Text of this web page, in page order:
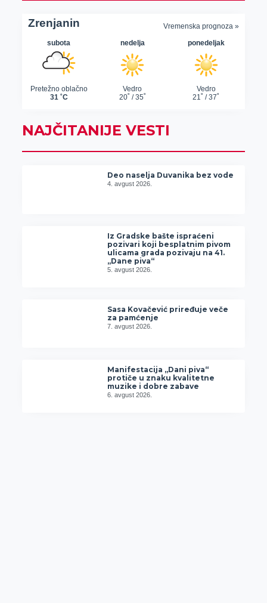
NAJČITANIJE VESTI
Deo naselja Duvanika bez vode
4. avgust 2026.
Iz Gradske bašte ispraćeni
pozivari koji besplatnim pivom
ulicama grada pozivaju na 41.
„Dane piva“
5. avgust 2026.
Sasa Kovačević priređuje veče
za pamćenje
7. avgust 2026.
Manifestacija „Dani piva“
protiče u znaku kvalitetne
muzike i dobre zabave
6. avgust 2026.